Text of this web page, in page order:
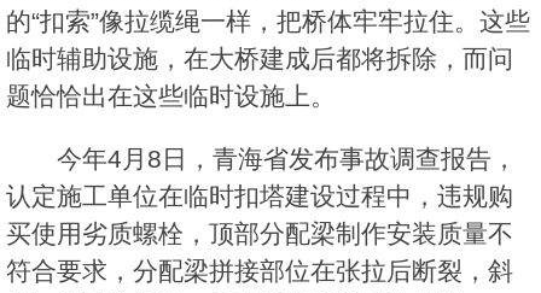
的“扣索”像拉缆绳一样，把桥体牢牢拉住。这些
临时辅助设施，在大桥建成后都将拆除，而问
题恰恰出在这些临时设施上。
今年4月8日，青海省发布事故调查报告，
认定施工单位在临时扣塔建设过程中，违规购
买使用劣质螺栓，顶部分配梁制作安装质量不
符合要求，分配梁拼接部位在张拉后断裂，斜